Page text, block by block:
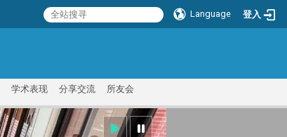
Language 登入
学术表现 分享交流 所友会